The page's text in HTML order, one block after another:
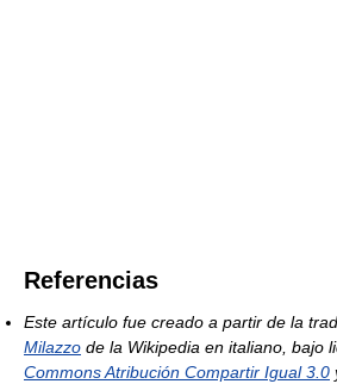
Referencias
Este artículo fue creado a partir de la
Milazzo de la Wikipedia en italiano, bajo
Commons Atribución Compartir Igual 3.0